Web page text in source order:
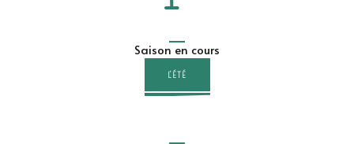
Saison en cours
L'ÉTÉ